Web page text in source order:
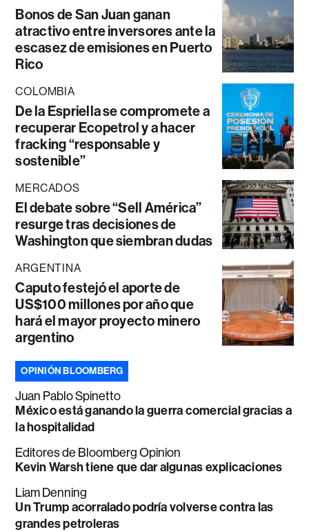
Bonos de San Juan ganan
atractivo entre inversores ante la
escasez de emisiones en Puerto
Rico
COLOMBIA
De la Espriella se compromete a
recuperar Ecopetrol y a hacer
fracking “responsable y
sostenible”
MERCADOS
El debate sobre “Sell América”
resurge tras decisiones de
Washington que siembran dudas
ARGENTINA
Caputo festejó el aporte de
US$100 millones por año que
hará el mayor proyecto minero
argentino
OPINIÓN BLOOMBERG
Juan Pablo Spinetto
México está ganando la guerra comercial gracias a
la hospitalidad
Editores de Bloomberg Opinion
Kevin Warsh tiene que dar algunas explicaciones
Liam Denning
Un Trump acorralado podría volverse contra las
grandes petroleras